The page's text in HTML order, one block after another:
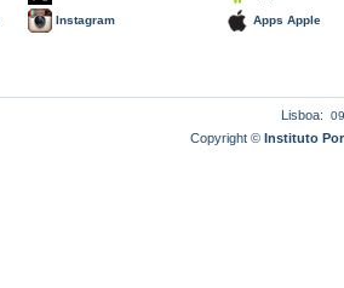
Instagram Apps Apple
Lisboa:
Copyright ©Instituto